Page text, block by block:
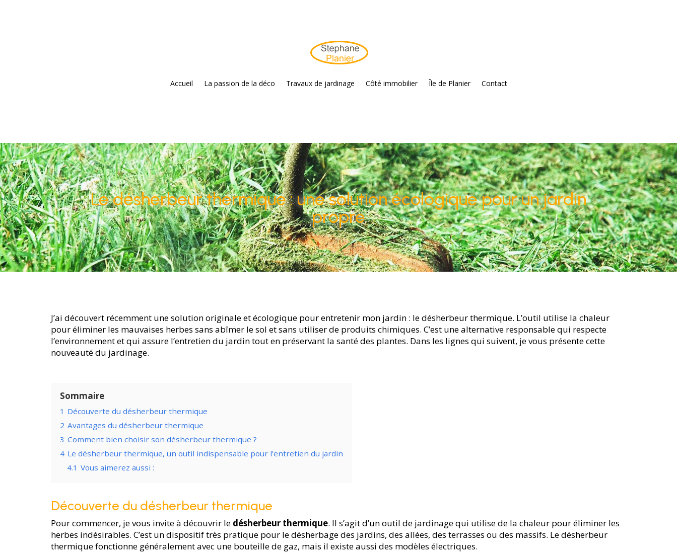
Accueil La passion de la déco Travaux de jardinage Côté immobilier Île de Planier Contact
Le désherbeur thermique : une solution écologique pour un jardin
propre
J’ai découvert récemment une solution originale et écologique pour entretenir mon jardin : le désherbeur thermique. L’outil utilise la chaleur
pour éliminer les mauvaises herbes sans abîmer le sol et sans utiliser de produits chimiques. C’est une alternative responsable qui respecte
l’environnement et qui assure l’entretien du jardin tout en préservant la santé des plantes. Dans les lignes qui suivent, je vous présente cette
nouveauté du jardinage.
Sommaire
1 Découverte du désherbeur thermique
2 Avantages du désherbeur thermique
3 Comment bien choisir son désherbeur thermique ?
4 Le désherbeur thermique, un outil indispensable pour l’entretien du jardin
4.1 Vous aimerez aussi :
Découverte du désherbeur thermique
Pour commencer, je vous invite à découvrir le désherbeur thermique. Il s’agit d’un outil de jardinage qui utilise de la chaleur pour éliminer les
herbes indésirables. C’est un dispositif très pratique pour le désherbage des jardins, des allées, des terrasses ou des massifs. Le désherbeur
thermique fonctionne généralement avec une bouteille de gaz, mais il existe aussi des modèles électriques.